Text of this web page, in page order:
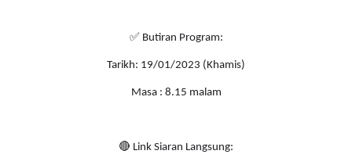
✅ Butiran Program:
Tarikh: 19/01/2023 (Khamis)
Masa : 8.15 malam
🔴 Link Siaran Langsung: